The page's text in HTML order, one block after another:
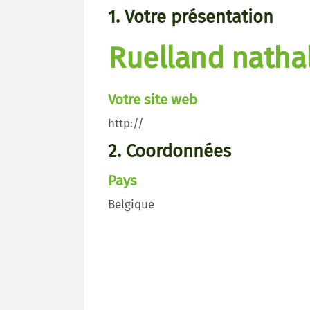
1. Votre présentation
Ruelland
Votre site web
http://
2. Coordonnées
Pays
Belgique